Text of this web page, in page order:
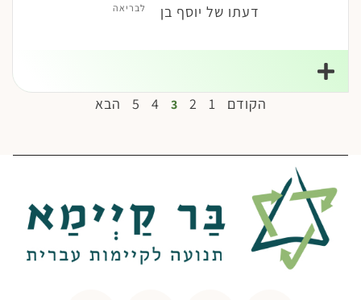
דעתו של יוסף בן
לבריאה
הקודם 1
2
3
4
5 הבא